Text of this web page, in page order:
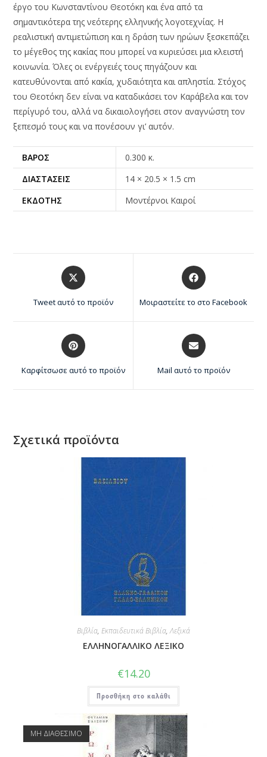
έργο του Κωνσταντίνου Θεοτόκη και ένα από τα
σημαντικότερα της νεότερης ελληνικής λογοτεχνίας. Η
ρεαλιστική αντιμετώπιση και η δράση των ηρώων ξεσκεπάζει
το μέγεθος της κακίας που μπορεί να κυριεύσει μια κλειστή
κοινωνία. Όλες οι ενέργειές τους πηγάζουν και
κατευθύνονται από κακία, χυδαιότητα και απληστία. Στόχος
του Θεοτόκη δεν είναι να καταδικάσει τον Καράβελα και τον
περίγυρό του, αλλά να δικαιολογήσει στον αναγνώστη τον
ξεπεσμό τους και να πονέσουν γι’ αυτόν.
ΒΆΡΟΣ
0.300 κ.
ΔΙΑΣΤΆΣΕΙΣ
14 × 20.5 × 1.5 cm
ΕΚΔΌΤΗΣ
Μοντέρνοι Καιροί
Tweet αυτό το προϊόν Μοιραστείτε το στο Facebook
Καρφίτσωσε αυτό το προϊόν Mail αυτό το προϊόν
Σχετικά προϊόντα
Βιβλία, Εκπαιδευτικά Βιβλία,Λεξικά
ΕΛΛΗΝΟΓΑΛΛΙΚΟ ΛΕΞΙΚΟ
€14.20
Προσθήκη στο καλάθι
ΜΗ ΔΙΑΘΕΣΙΜΟ